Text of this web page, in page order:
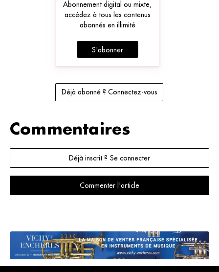
Abonnement digital ou mixte,
accédez à tous les contenus
abonnés en illimité
S'abonner
Déjà abonné ? Connectez-vous
Commentaires
Déjà inscrit ? Se connecter
Commenter l'article